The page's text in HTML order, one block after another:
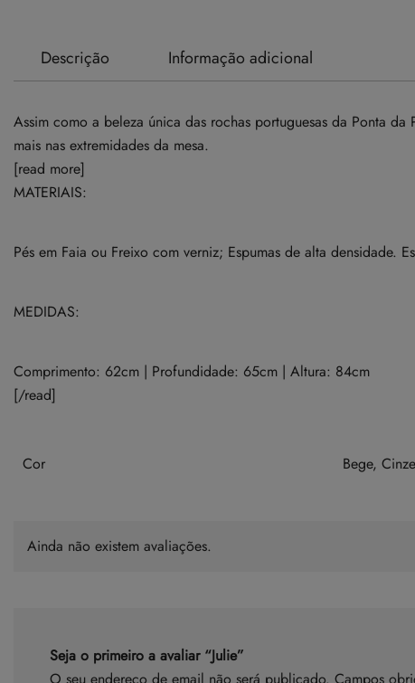
Descrição Informação adicional
Assim como a beleza única das rochas portuguesas da Ponta
mais nas extremidades da mesa.
[read more]
MATERIAIS:
Pés em Faia ou Freixo com verniz; Espumas de alta densidade.
MEDIDAS:
Comprimento: 62cm | Profundidade: 65cm | Altura: 84cm
[/read]
Cor Bege,
Ainda não existem avaliações.
Seja o primeiro a avaliar “Julie”